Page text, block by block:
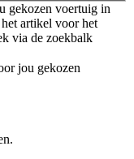
gekozen voertuig in
artikel voor het
via de zoekbalk
jou gekozen